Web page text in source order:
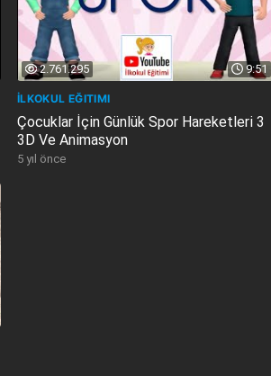
9:51
2.761.295
İLKOKUL EĞITIMI
Çocuklar İçi̇n Günlük Spor Hareketleri̇ 3
3D Ve Ani̇masyon
5 yıl önce